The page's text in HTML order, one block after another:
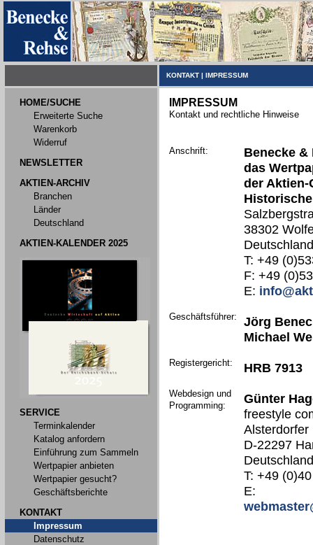
KONTAKT | IMPRESSUM
HOME/SUCHE
Erweiterte Suche
Warenkorb
Widerruf
NEWSLETTER
AKTIEN-ARCHIV
Branchen
Länder
Deutschland
AKTIEN-KALENDER 2025
SERVICE
Terminkalender
Katalog anfordern
Einführung zum Sammeln
Wertpapier anbieten
Wertpapier gesucht?
Geschäftsberichte
KONTAKT
Impressum
Datenschutz
IMPRESSUM
Kontakt und rechtliche Hinweise
Anschrift:
Benecke &
das
der
38302
Deutschland
T: +49
F: +49
E:
Geschäftsführer:
Jörg
Michael
Registergericht: HRB 7913
Webdesign und
Programming:
Günter
freestyle
Alsterdorfer
D-22297
Deutschland
T: +49
E: